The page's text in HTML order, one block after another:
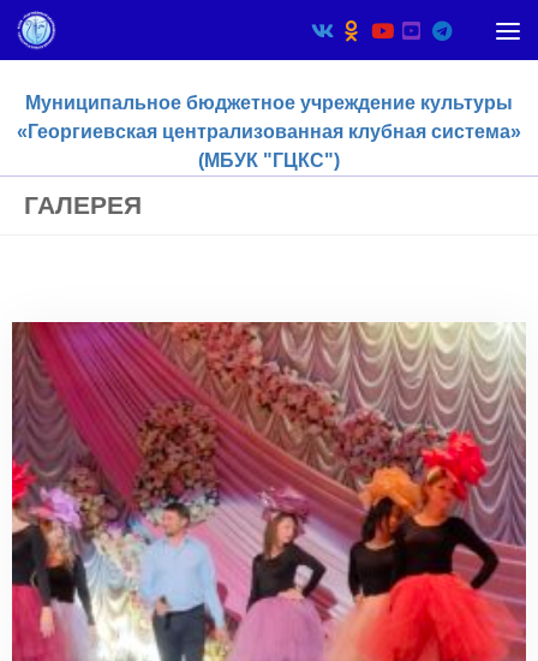
Skip to content
Муниципальное бюджетное учреждение культуры
«Георгиевская централизованная клубная система»
(МБУК "ГЦКС")
ГАЛЕРЕЯ